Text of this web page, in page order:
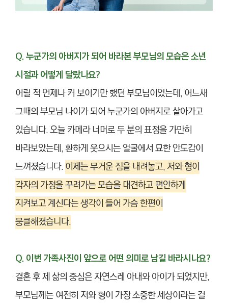
Q. 누군가의 아버지가 되어 바라본 부모님의 모습은 소년
시절과 어떻게 달랐나요?
어릴 적 언제나 커 보이기만 했던 부모님이었는데, 어느새
그때의 부모님 나이가 되어 누군가의 아버지로 살아가고
있습니다. 오늘 카메라 너머로 두 분의 표정을 가만히
바라보았는데, 환하게 웃으시는 얼굴에서 묘한 안도감이
느껴졌습니다.이제는 무거운 짐을 내려놓고, 저와 형이
각자의 가정을 꾸려가는 모습을 대견하고 편안하게
지켜보고 계신다는 생각이 들어 가슴 한편이
뭉클해졌습니다.
Q. 이번 가족사진이 앞으로 어떤 의미로 남길 바라시나요?
결혼 후 제 삶의 중심은 자연스레 아내와 아이가 되었지만,
부모님께는 여전히 저와 형이 가장 소중한 세상이라는 걸